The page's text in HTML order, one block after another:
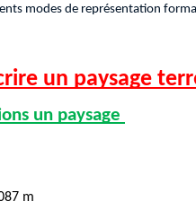
modes de représentation
un paysage
un paysage
m